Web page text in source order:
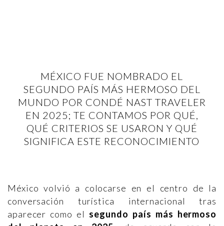
MÉXICO FUE NOMBRADO EL
SEGUNDO PAÍS MÁS HERMOSO DEL
MUNDO POR CONDÉ NAST TRAVELER
EN 2025; TE CONTAMOS POR QUÉ,
QUÉ CRITERIOS SE USARON Y QUÉ
SIGNIFICA ESTE RECONOCIMIENTO
México volvió a colocarse en el centro de la
conversación turística internacional tras
aparecer como el segundo país más hermoso